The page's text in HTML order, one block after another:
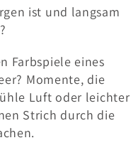
ist und langsam
Farbspiele eines
Momente, die
Luft oder leichter
Strich durch die